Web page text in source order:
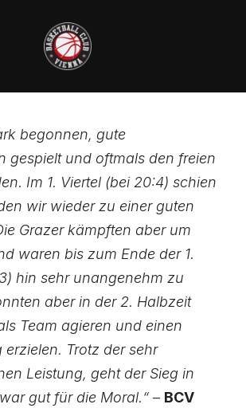
GEGEN GRAZ
begonnen, gute
gespielt und oftmals den freien
Im 1. Viertel (bei 20:4) schien
wir wieder zu einer guten
Grazer kämpften aber um
waren bis zum Ende der 1.
hin sehr unangenehm zu
aber in der 2. Halbzeit
Team agieren und einen
erzielen. Trotz der sehr
Leistung, geht der Sieg in
gut für die Moral.“ – BCV